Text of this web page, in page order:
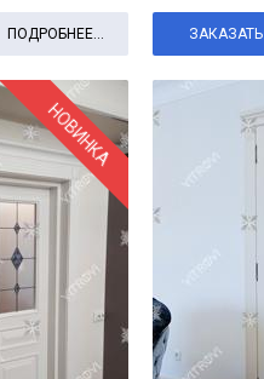
ПОДРОБНЕЕ... ЗАКАЗАТЬ
НОВИНКА